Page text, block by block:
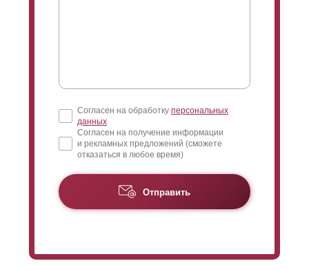
Согласен на обработку персональных
данных
Согласен на получение информации
и рекламных предложений (сможете
отказаться в любое время)
Отправить